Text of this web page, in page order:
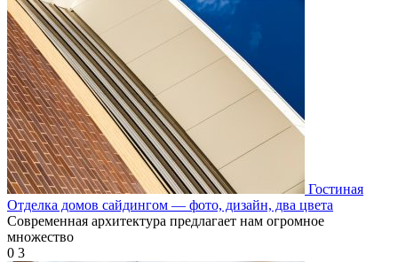
Гостиная
Отделка домов сайдингом — фото, дизайн, два цвета
Современная архитектура предлагает нам огромное
множество
0 3